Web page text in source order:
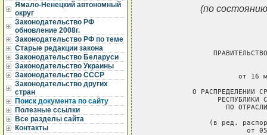
Ямало-Ненецкий автономный
округ
Законодательство РФ
обновление 2008г.
Законодательство РФ по теме
Старые редакции закона
Законодательство Беларуси
Законодательство Украины
Законодательство СССР
Законодательство других
стран
Поиск документа по сайту
Полезные ссылки
Все разделы сайта
Контакты
(по
от 16
О РАСПРЕДЕЛЕНИИ
РЕСПУБЛИКИ
ПО
(в ред.
от